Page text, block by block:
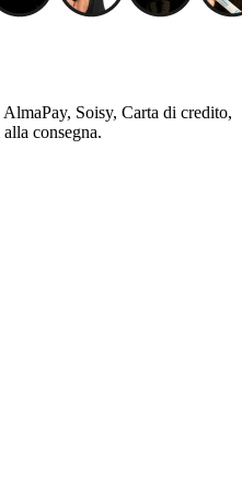
Soisy, Carta di credito,
consegna.